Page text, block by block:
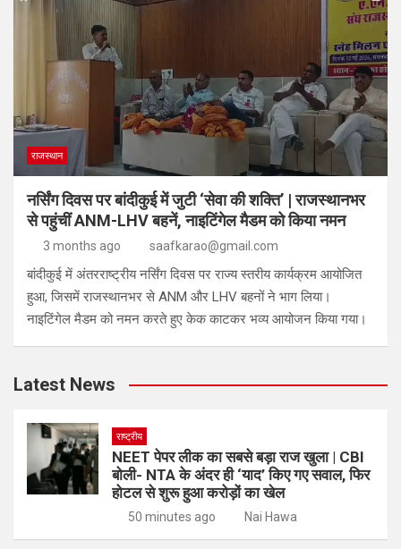
राजस्थान
नर्सिंग दिवस पर बांदीकुई में जुटी ‘सेवा की शक्ति’ | राजस्थानभर
से पहुंचीं ANM-LHV बहनें, नाइटिंगेल मैडम को किया नमन
3 months ago saafkarao@gmail.com
बांदीकुई में अंतरराष्ट्रीय नर्सिंग दिवस पर राज्य स्तरीय कार्यक्रम आयोजित
हुआ, जिसमें राजस्थानभर से ANM और LHV बहनों ने भाग लिया।
नाइटिंगेल मैडम को नमन करते हुए केक काटकर भव्य आयोजन किया गया।
Latest News
राष्ट्रीय
NEET पेपर लीक का सबसे बड़ा राज खुला | CBI
बोली- NTA के अंदर ही ‘याद’ किए गए सवाल, फिर
होटल से शुरू हुआ करोड़ों का खेल
50 minutes ago Nai Hawa